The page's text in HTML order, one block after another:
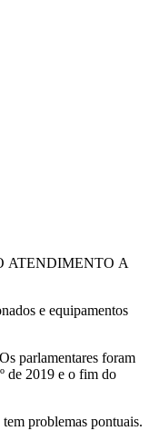
ATENDIMENTO A
e equipamentos
parlamentares foram
de 2019 e o fim do
problemas pontuais.